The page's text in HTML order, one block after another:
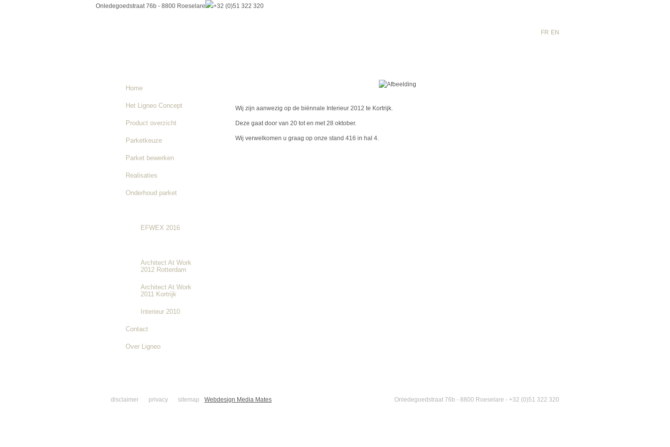
Onledegoedstraat 76b - 8800 Roeselare +32 (0)51 322 320
FR EN
Home
Het Ligneo Concept
Product overzicht
Parketkeuze
Parket bewerken
Realisaties
Onderhoud parket
EFWEX 2016
Architect At Work
2012 Rotterdam
Architect At Work
2011 Kortrijk
Interieur 2010
Contact
Over Ligneo
Wij zijn aanwezig op de biënnale Interieur 2012 te Kortrijk.
Deze gaat door van 20 tot en met 28 oktober.
Wij verwelkomen u graag op onze stand 416 in hal 4.
disclaimer privacy sitemap Webdesign Media Mates Onledegoedstraat 76b - 8800 Roeselare - +32 (0)51 322 320